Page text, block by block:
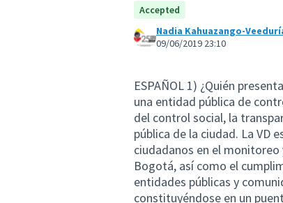
Accepted
Nadia Kahuazango-
09/06/2019 23:10
ESPAÑOL 1) ¿Quién
una entidad pública de
del control social, la
pública de la ciudad. La VD
ciudadanos en el monitoreo
Bogotá, así como el
entidades públicas y
constituyéndose en un